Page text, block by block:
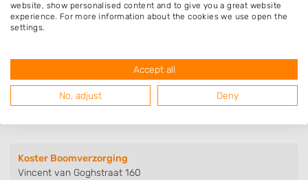
Op 3,02 km afstand
Vissersknoop 11
1319GJ Almere
Op 3,08 km afstand
Koster Boomverzorging
Vincent van Goghstraat 160
website, show personalised content and to give you a great website
experience. For more information about the cookies we use open the
settings.
Accept all
No, adjust Deny